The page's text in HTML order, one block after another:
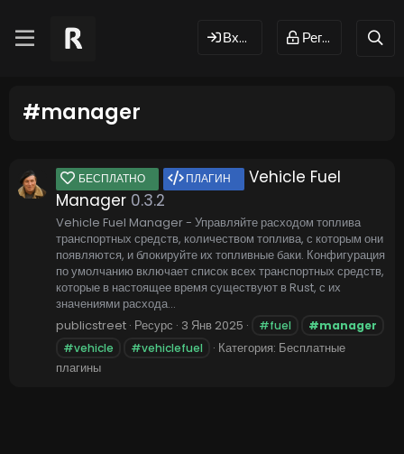
Вход Регистрация
#manager
БЕСПЛАТНО ПЛАГИН
Vehicle Fuel
Manager 0.3.2
Vehicle Fuel Manager - Управляйте расходом топлива
транспортных средств, количеством топлива, с которым они
появляются, и блокируйте их топливные баки. Конфигурация
по умолчанию включает список всех транспортных средств,
которые в настоящее время существуют в Rust, с их
значениями расхода...
publicstreet Ресурс 3 Янв 2025 #fuel
#manager
#vehicle
#vehiclefuel Категория: Бесплатные
плагины